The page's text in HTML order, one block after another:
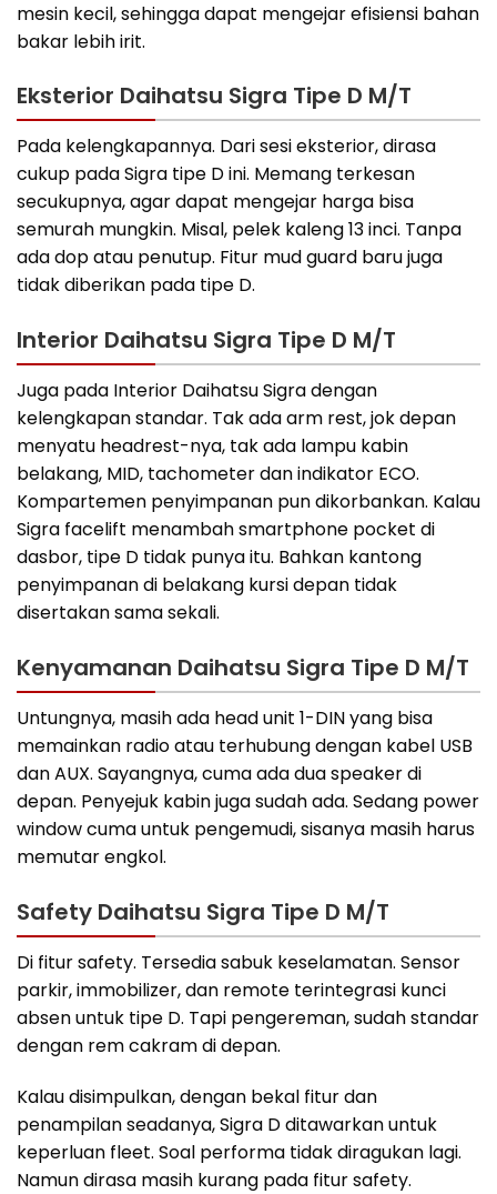
mesin kecil, sehingga dapat mengejar efisiensi bahan
bakar lebih irit.
Eksterior Daihatsu Sigra Tipe D M/T
Pada kelengkapannya. Dari sesi eksterior, dirasa
cukup pada Sigra tipe D ini. Memang terkesan
secukupnya, agar dapat mengejar harga bisa
semurah mungkin. Misal, pelek kaleng 13 inci. Tanpa
ada dop atau penutup. Fitur mud guard baru juga
tidak diberikan pada tipe D.
Interior Daihatsu Sigra Tipe D M/T
Juga pada Interior Daihatsu Sigra dengan
kelengkapan standar. Tak ada arm rest, jok depan
menyatu headrest-nya, tak ada lampu kabin
belakang, MID, tachometer dan indikator ECO.
Kompartemen penyimpanan pun dikorbankan. Kalau
Sigra facelift menambah smartphone pocket di
dasbor, tipe D tidak punya itu. Bahkan kantong
penyimpanan di belakang kursi depan tidak
disertakan sama sekali.
Kenyamanan Daihatsu Sigra Tipe D M/T
Untungnya, masih ada head unit 1-DIN yang bisa
memainkan radio atau terhubung dengan kabel USB
dan AUX. Sayangnya, cuma ada dua speaker di
depan. Penyejuk kabin juga sudah ada. Sedang power
window cuma untuk pengemudi, sisanya masih harus
memutar engkol.
Safety Daihatsu Sigra Tipe D M/T
Di fitur safety. Tersedia sabuk keselamatan. Sensor
parkir, immobilizer, dan remote terintegrasi kunci
absen untuk tipe D. Tapi pengereman, sudah standar
dengan rem cakram di depan.
Kalau disimpulkan, dengan bekal fitur dan
penampilan seadanya, Sigra D ditawarkan untuk
keperluan fleet. Soal performa tidak diragukan lagi.
Namun dirasa masih kurang pada fitur safety.